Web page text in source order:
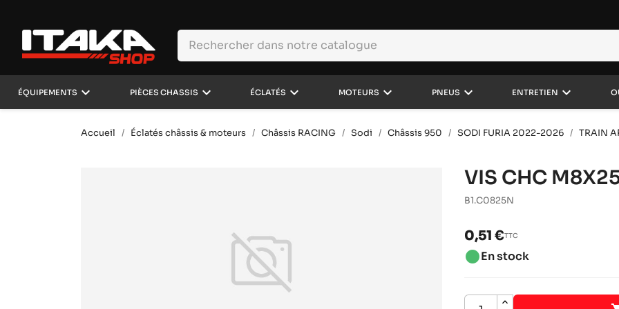
ÉQUIPEMENTS keyboard_arrow_down PIÈCES CHASSIS keyboard_arrow_down ÉCLATÉS keyboard_arrow_down MOTEURS keyboard_arrow_down PNEUS keyboard_arrow_down ENTRETIEN keyboard_arrow_down
Accueil Éclatés châssis & moteurs Châssis RACING Sodi Châssis 950 SODI FURIA 2022-2026 TRAIN
VIS CHC
B1.C0825N
0,51 €TTC
brightness_1En stock